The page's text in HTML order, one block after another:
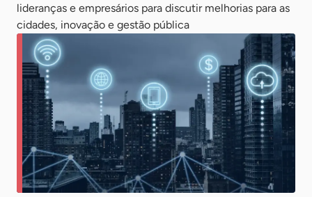
lideranças e empresários para discutir melhorias para as
cidades, inovação e gestão pública